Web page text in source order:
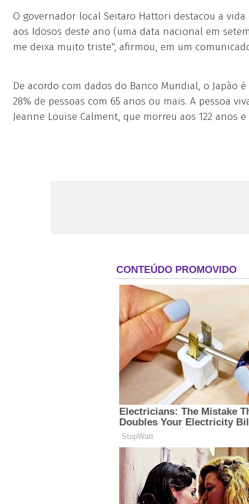
O governador local Seitaro Hattori destacou a
aos Idosos deste ano (uma data nacional em
me deixa muito triste", afirmou, em um
De acordo com dados do Banco Mundial, o Japão
28% de pessoas com 65 anos ou mais. A pessoa
Jeanne Louise Calment, que morreu aos 122 anos e